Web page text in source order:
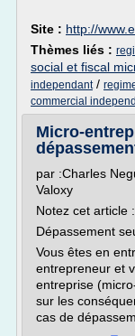
Site : http://
Thèmes liés :
social et fiscal
independant/
commercial
Micro-
par :Charles
Valoxy
Notez cet article :
Dépassement
Vous êtes en
entrepreneur et
entreprise
sur les
cas de